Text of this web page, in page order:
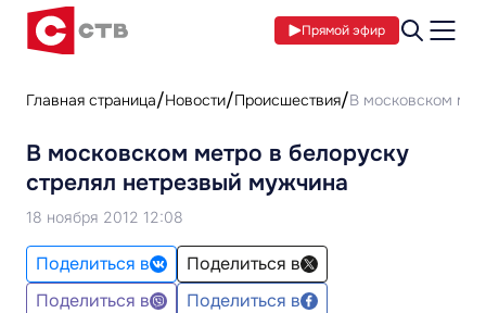
Прямой эфир
Главная страница Новости Происшествия В московском
В московском метро в белоруску
стрелял нетрезвый мужчина
18 ноября 2012 12:08
Поделиться в
Поделиться в
Поделиться в
Поделиться в